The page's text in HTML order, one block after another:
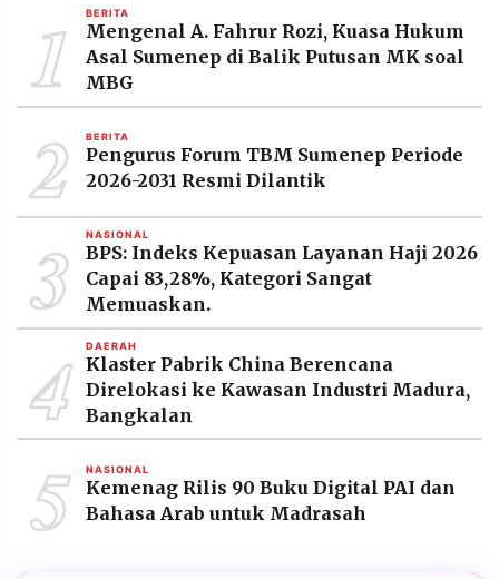
1 BERITA
Mengenal A. Fahrur Rozi, Kuasa Hukum
Asal Sumenep di Balik Putusan MK soal
MBG
2 BERITA
Pengurus Forum TBM Sumenep Periode
2026-2031 Resmi Dilantik
3 NASIONAL
BPS: Indeks Kepuasan Layanan Haji 2026
Capai 83,28%, Kategori Sangat
Memuaskan.
4 DAERAH
Klaster Pabrik China Berencana
Direlokasi ke Kawasan Industri Madura,
Bangkalan
5 NASIONAL
Kemenag Rilis 90 Buku Digital PAI dan
Bahasa Arab untuk Madrasah